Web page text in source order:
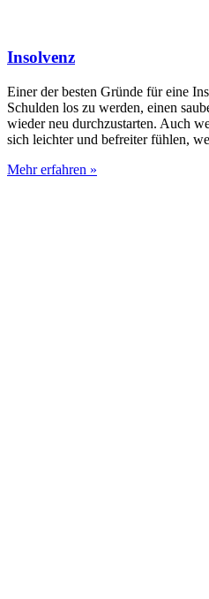
Insolvenz
Einer der besten Gründe für eine
Schulden los zu werden, einen
wieder neu durchzustarten. Auch
sich leichter und befreiter fühlen,
Mehr erfahren »